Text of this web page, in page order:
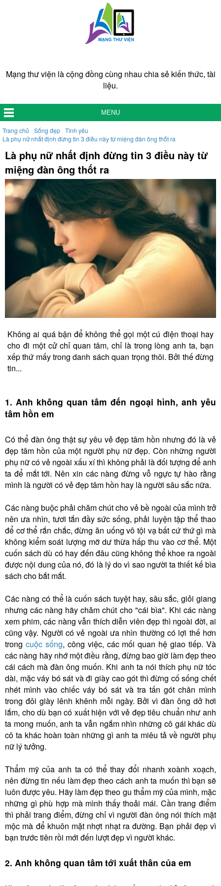
Mạng thư viện là cộng đồng cùng nhau chia sẻ kiến thức, tài
liệu.
MENU
Trang chủ Sống đẹp Tình yêu
Là phụ nữ nhất định đừng tin 3 điều này từ miệng đàn ông thốt ra
Là phụ nữ nhất định đừng tin 3 điều này từ
miệng đàn ông thốt ra
Không ai quá bận để không thể gọi một cú điện thoại hay
cho đi một cử chỉ quan tâm, chỉ là trong lòng anh ta, bạn
xếp thứ mấy trong danh sách quan trọng thôi. Bởi thế đừng
tin...
1. Anh không quan tâm đến ngoại hình, anh yêu
tâm hồn em
Có thể đàn ông thật sự yêu vẻ đẹp tâm hồn nhưng đó là vẻ
đẹp tâm hồn của một người phụ nữ đẹp. Còn những người
phụ nữ có vẻ ngoài xấu xí thì không phải là đối tượng để anh
ta để mắt tới. Nên xin các nàng đừng vỗ ngực tự hào rằng
mình là người có vẻ đẹp tâm hồn hay là người sâu sắc nữa.
Các nàng buộc phải chăm chút cho vẻ bề ngoài của mình trở
nên ưa nhìn, tươi tắn đầy sức sống, phải luyện tập thể thao
để cơ thể rắn chắc, đừng ăn uống vô tội vạ bất cứ thứ gì mà
không kiểm soát lượng mỡ dư thừa hấp thu vào cơ thể. Một
cuốn sách dù có hay đến đâu cũng không thể khoe ra ngoài
được nội dung của nó, đó là lý do vì sao người ta thiết kế bìa
sách cho bắt mắt.
Các nàng có thể là cuốn sách tuyệt hay, sâu sắc, giỏi giang
nhưng các nàng hãy chăm chút cho "cái bìa". Khi các nàng
xem phim, các nàng vẫn thích diễn viên đẹp thì ngoài đời, ai
cũng vậy. Người có vẻ ngoài ưa nhìn thường có lợi thế hơn
trong cuộc sống, công việc, các mối quan hệ giao tiếp. Và
các nàng hãy nhớ một điều rằng, đừng bao giờ làm đẹp theo
cái cách mà đàn ông muốn. Khi anh ta nói thích phụ nữ tóc
dài, mặc váy bó sát và đi giày cao gót thì đừng cố sống chết
nhét mình vào chiếc váy bó sát và tra tấn gót chân mình
trong đôi giày lênh khênh mỗi ngày. Bởi vì đàn ông dở hơi
lắm, cho dù bạn có xuất hiện với vẻ đẹp tiêu chuẩn như anh
ta mong muốn, anh ta vẫn ngắm nhìn những cô gái khác dù
cô ta khác hoàn toàn những gì anh ta miêu tả về người phụ
nữ lý tưởng.
Thẩm mỹ của anh ta có thể thay đổi nhanh xoành xoạch,
nên đừng tin nếu làm đẹp theo cách anh ta muốn thì bạn sẽ
luôn được yêu. Hãy làm đẹp theo gu thẩm mỹ của mình, mặc
những gì phù hợp mà mình thấy thoải mái. Cần trang điểm
thì phải trang điểm, đừng chỉ vì người đàn ông nói thích mặt
mộc mà để khuôn mặt nhợt nhạt ra đường. Bạn phải đẹp vì
bạn trước tiên rồi mới đến lượt đẹp vì người khác.
2. Anh không quan tâm tới xuất thân của em